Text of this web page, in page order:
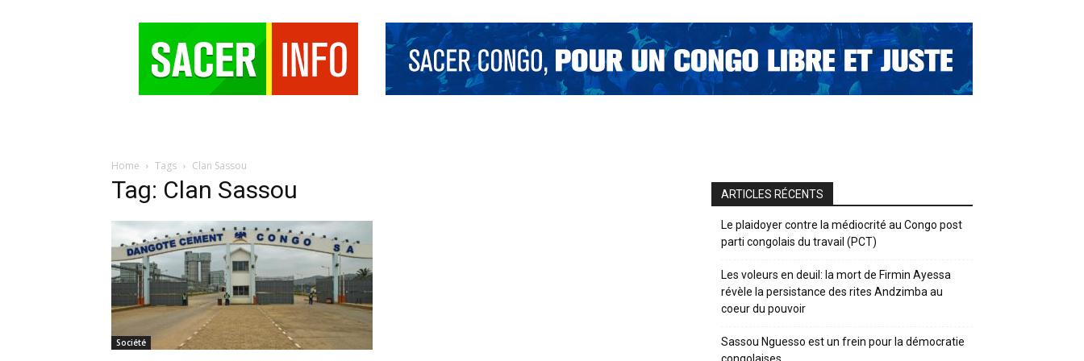
Home Tags Clan Sassou
Tag: Clan Sassou
Société
ARTICLES RÉCENTS
Le plaidoyer contre la médiocrité au Congo post
parti congolais du travail (PCT)
Les voleurs en deuil: la mort de Firmin Ayessa
révèle la persistance des rites Andzimba au
coeur du pouvoir
Sassou Nguesso est un frein pour la démocratie